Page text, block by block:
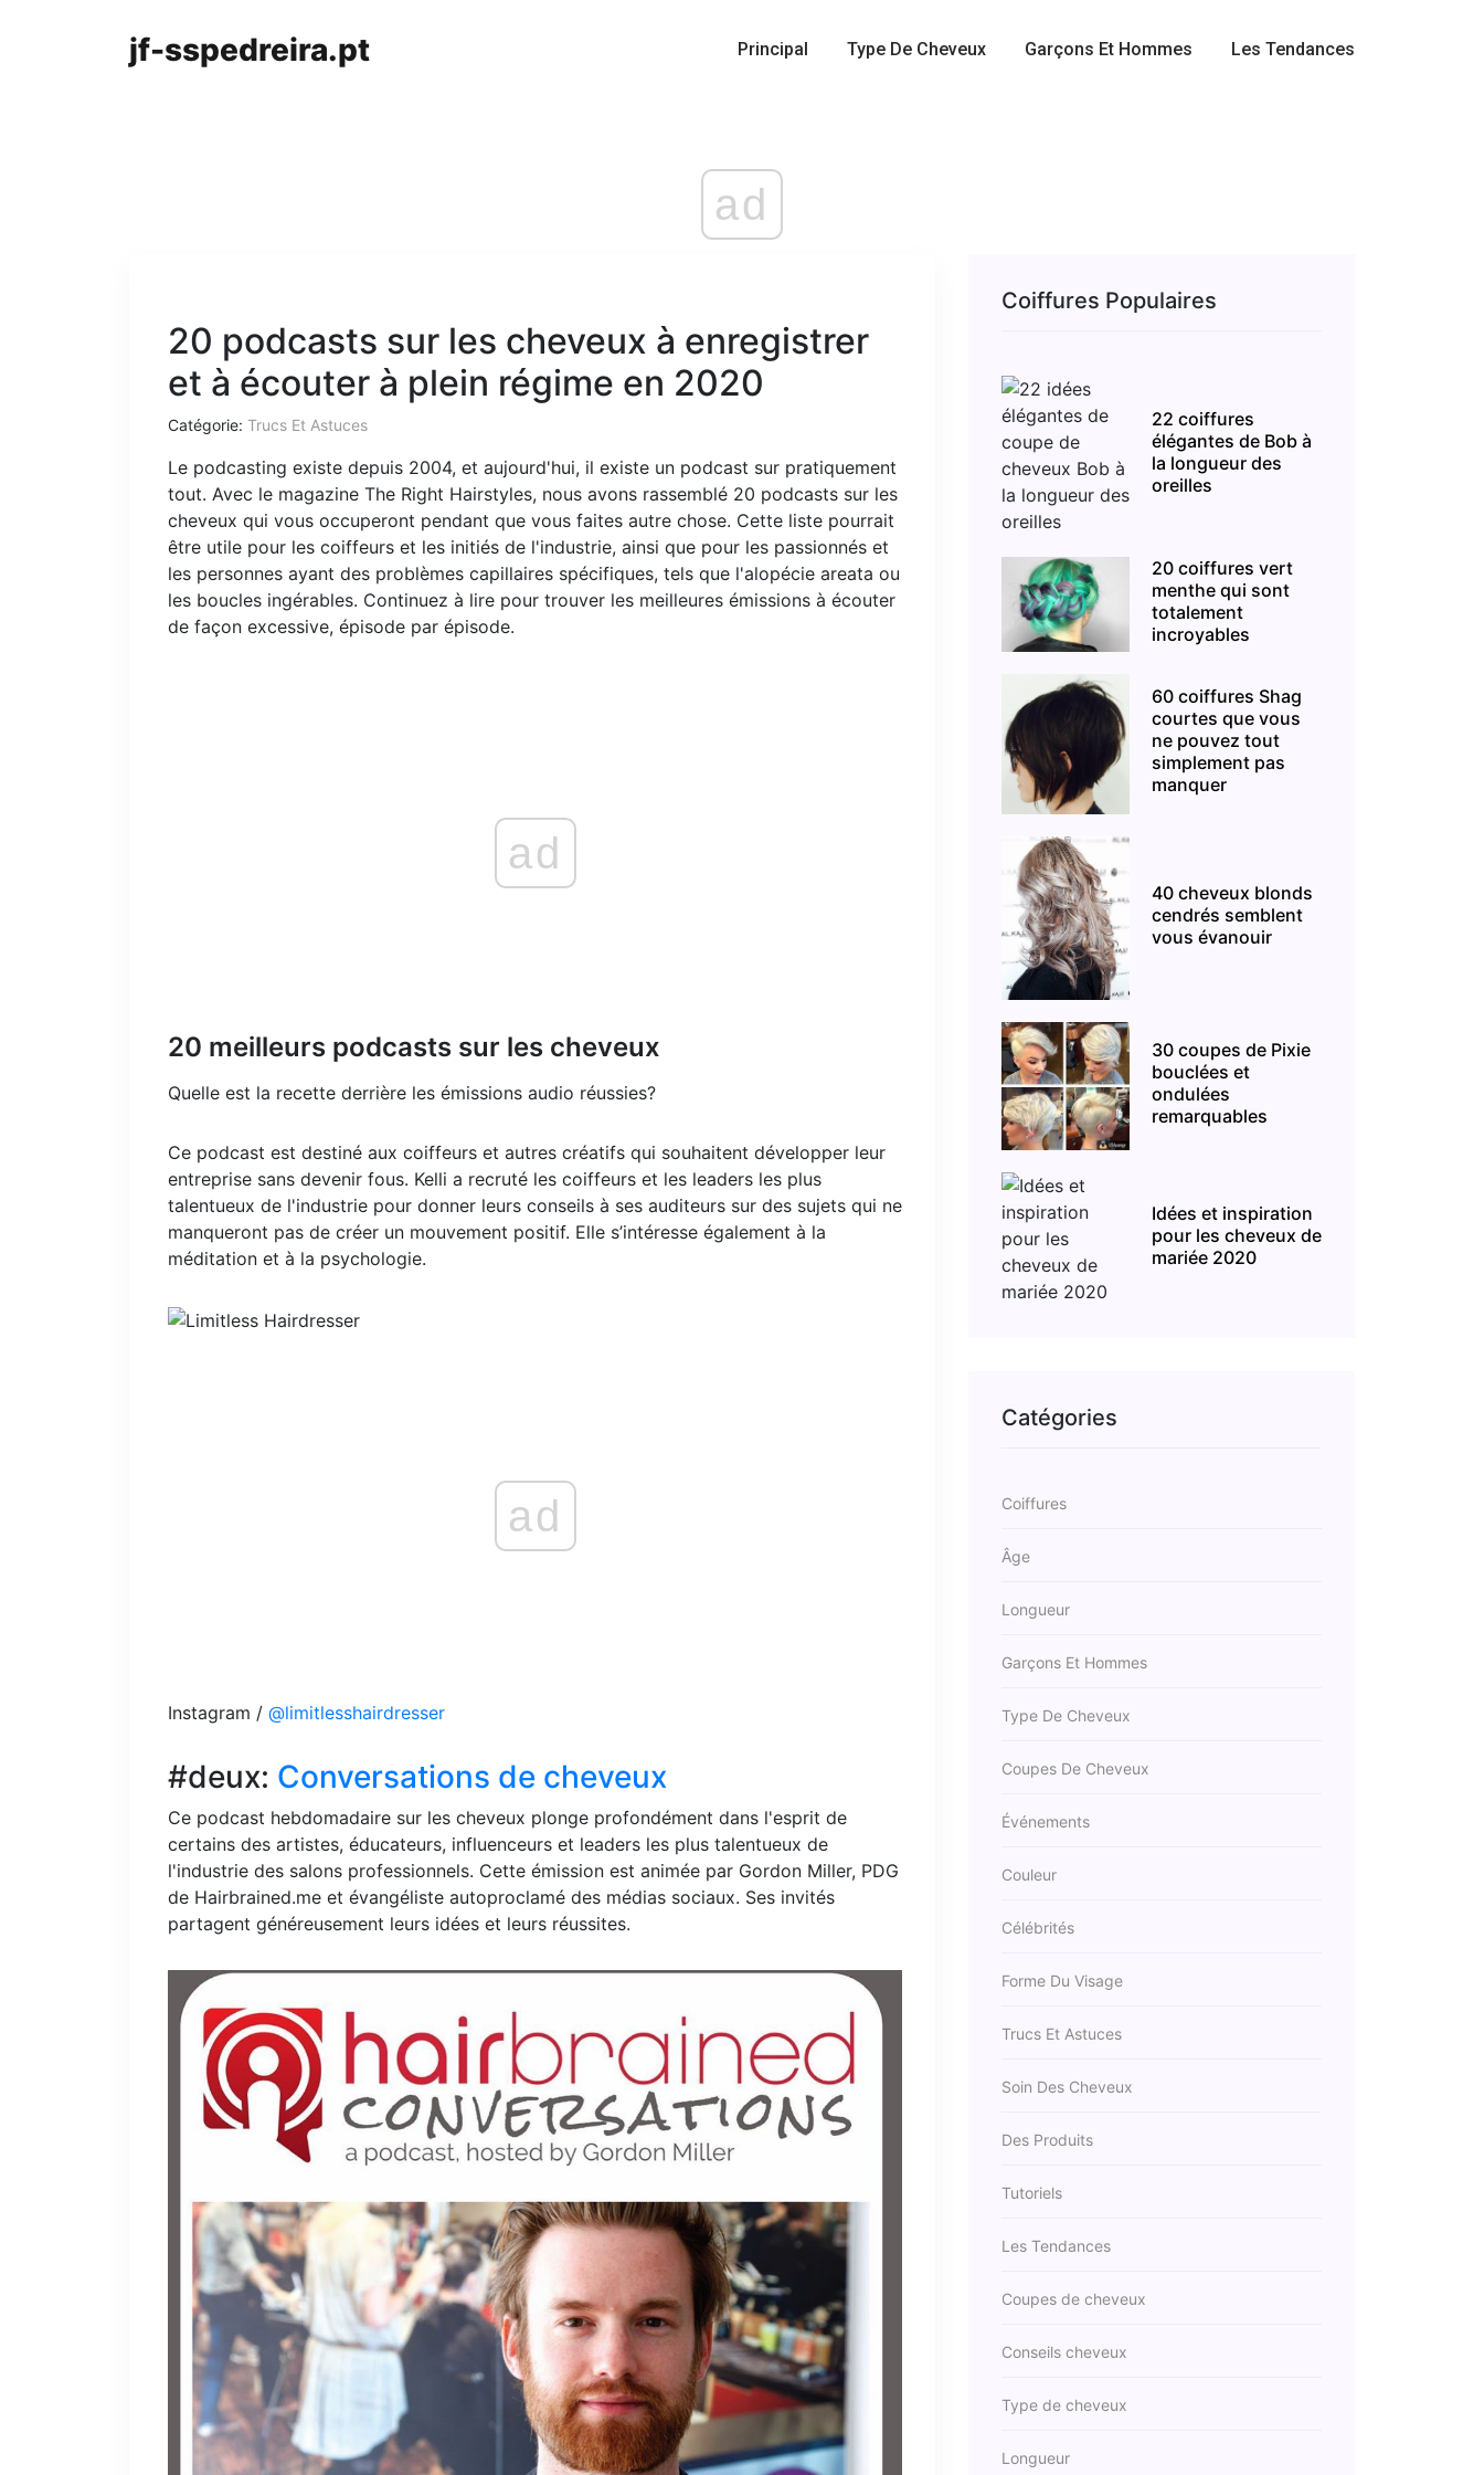
jf-sspedreira.pt Principal Type De Cheveux Garçons Et Hommes Les Tendances
ad
20 podcasts sur les cheveux à enregistrer
et à écouter à plein régime en 2020
Catégorie: Trucs Et Astuces
Le podcasting existe depuis 2004, et aujourd'hui, il existe un podcast sur pratiquement
tout. Avec le magazine The Right Hairstyles, nous avons rassemblé 20 podcasts sur les
cheveux qui vous occuperont pendant que vous faites autre chose. Cette liste pourrait
être utile pour les coiffeurs et les initiés de l'industrie, ainsi que pour les passionnés et
les personnes ayant des problèmes capillaires spécifiques, tels que l'alopécie areata ou
les boucles ingérables. Continuez à lire pour trouver les meilleures émissions à écouter
de façon excessive, épisode par épisode.
ad
20 meilleurs podcasts sur les cheveux
Quelle est la recette derrière les émissions audio réussies?
Ce podcast est destiné aux coiffeurs et autres créatifs qui souhaitent développer leur
entreprise sans devenir fous. Kelli a recruté les coiffeurs et les leaders les plus
talentueux de l'industrie pour donner leurs conseils à ses auditeurs sur des sujets qui ne
manqueront pas de créer un mouvement positif. Elle s’intéresse également à la
méditation et à la psychologie.
ad
Instagram / @limitlesshairdresser
#deux: Conversations de cheveux
Ce podcast hebdomadaire sur les cheveux plonge profondément dans l'esprit de
certains des artistes, éducateurs, influenceurs et leaders les plus talentueux de
l'industrie des salons professionnels. Cette émission est animée par Gordon Miller, PDG
de Hairbrained.me et évangéliste autoproclamé des médias sociaux. Ses invités
partagent généreusement leurs idées et leurs réussites.
Coiffures Populaires
22 coiffures
élégantes de Bob à
la longueur des
oreilles
20 coiffures vert
menthe qui sont
totalement
incroyables
60 coiffures Shag
courtes que vous
ne pouvez tout
simplement pas
manquer
40 cheveux blonds
cendrés semblent
vous évanouir
30 coupes de Pixie
bouclées et
ondulées
remarquables
Idées et inspiration
pour les cheveux de
mariée 2020
Catégories
Coiffures
Âge
Longueur
Garçons Et Hommes
Type De Cheveux
Coupes De Cheveux
Événements
Couleur
Célébrités
Forme Du Visage
Trucs Et Astuces
Soin Des Cheveux
Des Produits
Tutoriels
Les Tendances
Coupes de cheveux
Conseils cheveux
Type de cheveux
Longueur